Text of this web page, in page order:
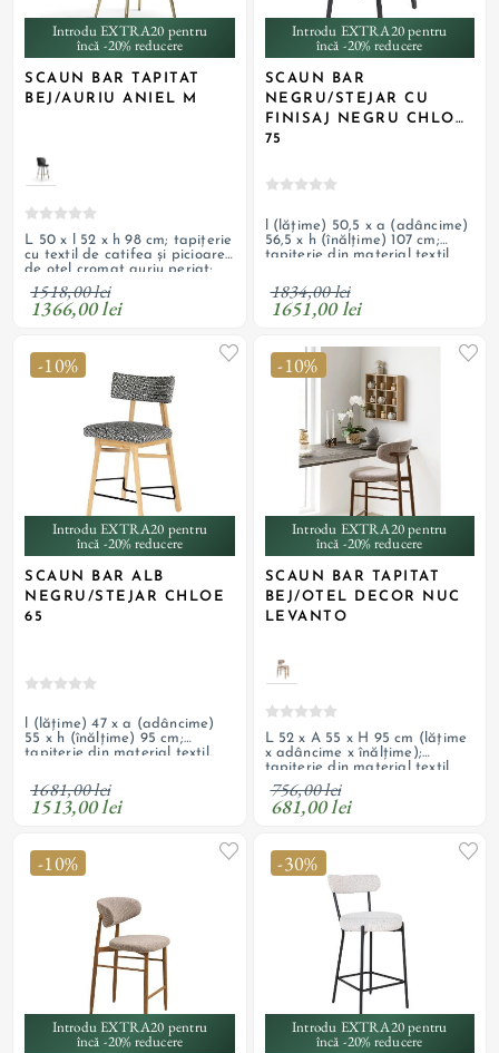
Introdu EXTRA20 pentru
încă -20% reducere
SCAUN BAR TAPITAT
BEJ/AURIU ANIEL M
L 50 x l 52 x h 98 cm; tapițerie
cu textil de catifea și picioare
de oțel cromat auriu periat;
personalizabil
1518,00 lei
1366,00 lei
Introdu EXTRA20 pentru
încă -20% reducere
SCAUN BAR
NEGRU/STEJAR CU
FINISAJ NEGRU CHLOE
75
l (lățime) 50,5 x a (adâncime)
56,5 x h (înălțime) 107 cm;
tapițerie din material textil,
finisaj negru, bară de sprijin
metalică; posibilitate
personalizare comandă
1834,00 lei
1651,00 lei
-10%
Introdu EXTRA20 pentru
încă -20% reducere
SCAUN BAR ALB
NEGRU/STEJAR CHLOE
65
l (lățime) 47 x a (adâncime)
55 x h (înălțime) 95 cm;
tapițerie din material textil,
natur, bară de sprijin
metalică; posibilitate
personalizare comandă
1681,00 lei
1513,00 lei
-10%
Introdu EXTRA20 pentru
încă -20% reducere
SCAUN BAR TAPITAT
BEJ/OTEL DECOR NUC
LEVANTO
L 52 x A 55 x H 95 cm (lățime
x adâncime x înălțime);
tapițerie din material textil,
șezut și spătar cu umplutură
cu spumă poliuretanică cu
densitate T 28, picioare din
756,00 lei
681,00 lei
-10%
Introdu EXTRA20 pentru
încă -20% reducere
-30%
Introdu EXTRA20 pentru
încă -20% reducere